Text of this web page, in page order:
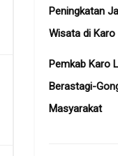
Peningkatan
Wisata di Karo
Pemkab Karo
Berastagi-
Masyarakat